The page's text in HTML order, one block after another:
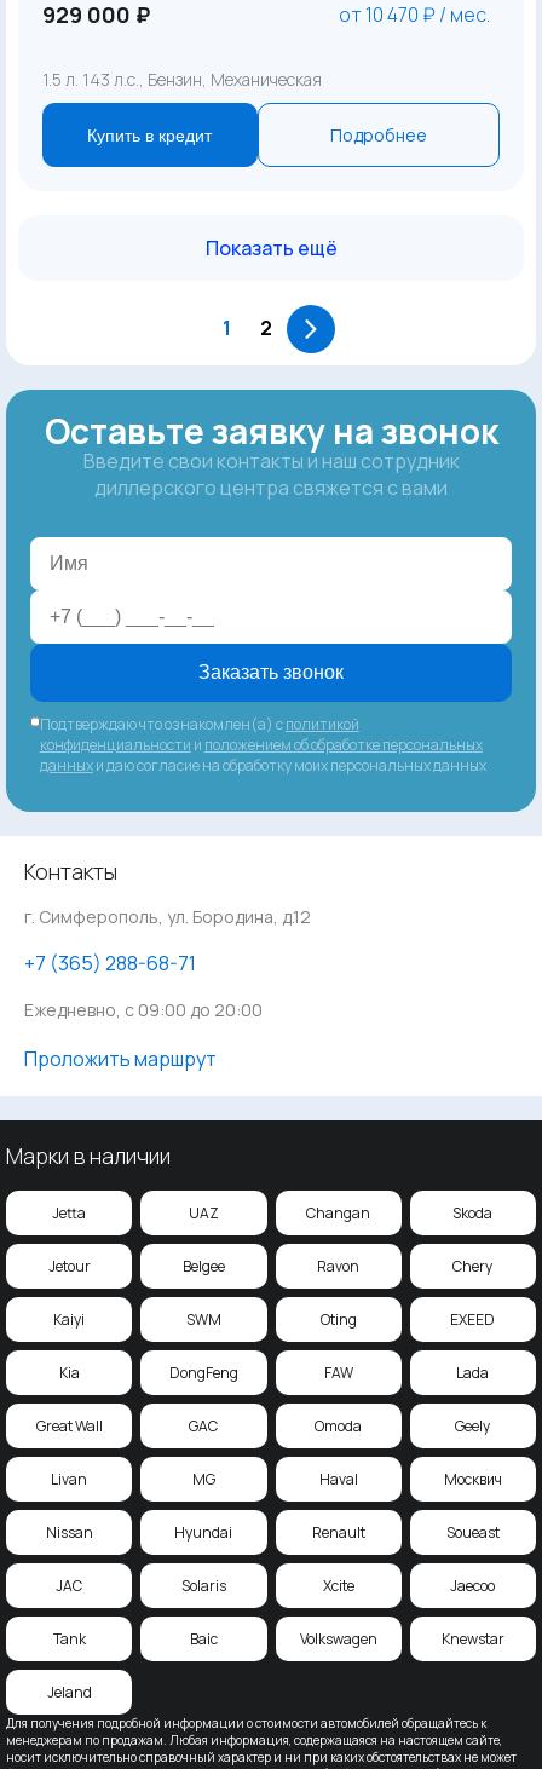
929 000 ₽
от 10 470 ₽ / мес.
1.5 л. 143 л.с., Бензин, Механическая
Купить в кредит Подробнее
Показать ещё
1 2
Оставьте заявку на звонок
Введите свои контакты и наш сотрудник
диллерского центра свяжется с вами
Заказать звонок
Подтверждаю что ознакомлен(а) сполитикой
конфиденциальности и положением об обработке персональных
данныхи даю согласие на обработку моих персональных данных
Контакты
г. Симферополь, ул. Бородина, д.12
‪+7 (365) 288-68-71
Ежедневно, с 09:00 до 20:00
Проложить маршрут
Для получения подробной информации о стоимости автомобилей обращайтесь к
менеджерам по продажам. Любая информация, содержащаяся на настоящем сайте,
носит исключительно справочный характер и ни при каких обстоятельствах не может
Марки в наличии
Jetta UAZ Changan Skoda
Jetour Belgee Ravon Chery
Kaiyi SWM Oting EXEED
Kia DongFeng FAW Lada
Great Wall GAC Omoda Geely
Livan MG Haval Москвич
Nissan Hyundai Renault Soueast
JAC Solaris Xcite Jaecoo
Tank Baic Volkswagen Knewstar
Jeland